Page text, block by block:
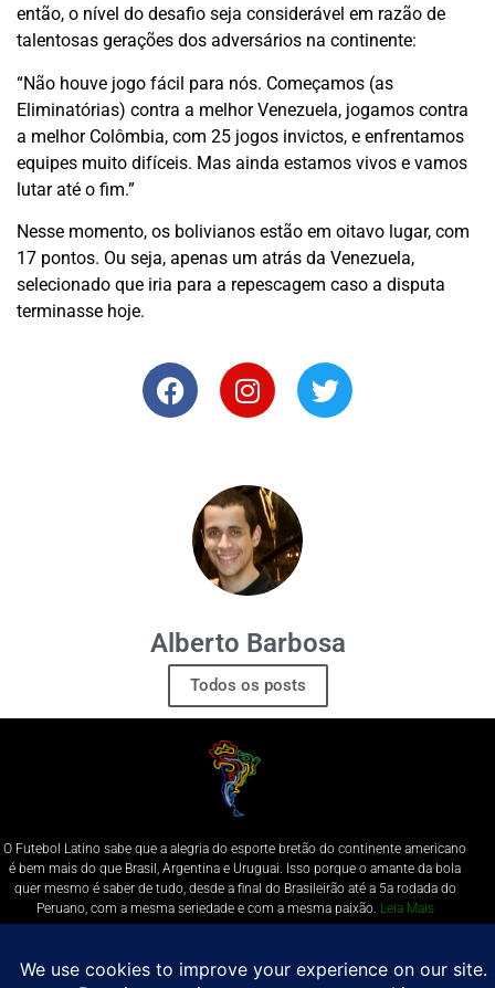
então, o nível do desafio seja considerável em razão de
talentosas gerações dos adversários na continente:
“Não houve jogo fácil para nós. Começamos (as
Eliminatórias) contra a melhor Venezuela, jogamos contra
a melhor Colômbia, com 25 jogos invictos, e enfrentamos
equipes muito difíceis. Mas ainda estamos vivos e vamos
lutar até o fim.”
Nesse momento, os bolivianos estão em oitavo lugar, com
17 pontos. Ou seja, apenas um atrás da Venezuela,
selecionado que iria para a repescagem caso a disputa
terminasse hoje.
Alberto Barbosa
Todos os posts
O Futebol Latino sabe que a alegria do esporte bretão do continente americano
é bem mais do que Brasil, Argentina e Uruguai. Isso porque o amante da bola
quer mesmo é saber de tudo, desde a final do Brasileirão até a 5a rodada do
Peruano, com a mesma seriedade e com a mesma paixão. Leia Mais